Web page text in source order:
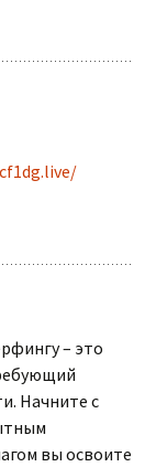
– это
Начните с
вы освоите